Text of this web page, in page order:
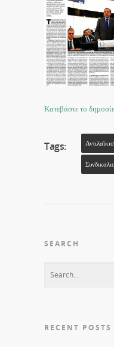
Κατεβάστε το
Tags:
SEARCH
RECENT POSTS